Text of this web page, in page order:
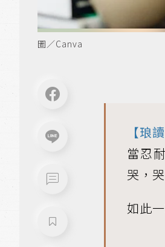
圖／Canva
【琅
當忍
哭，
如此